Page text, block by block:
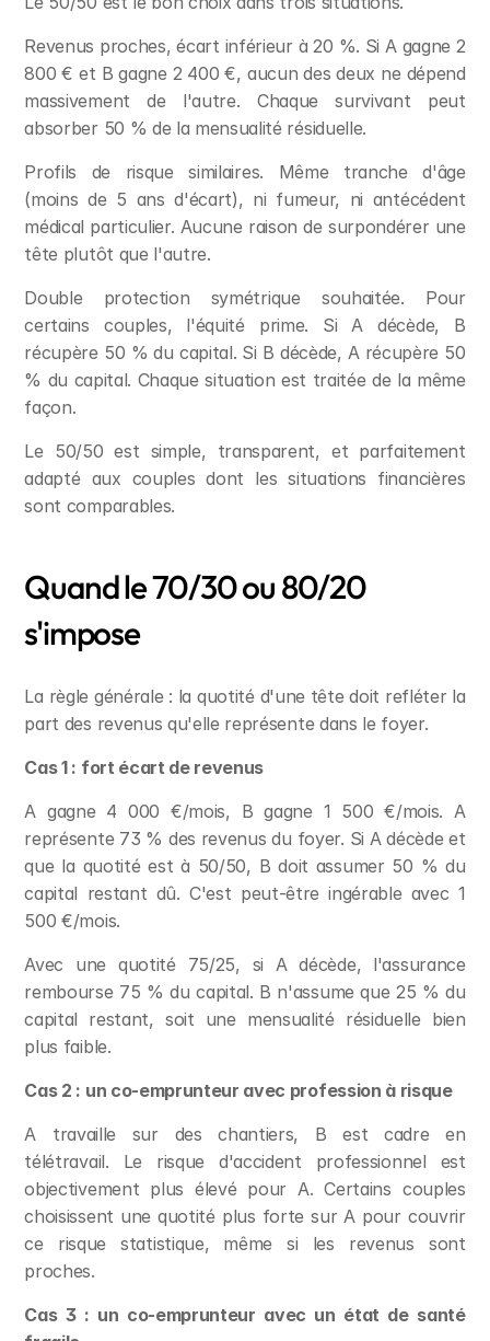
Revenus proches, écart inférieur à 20 %. Si A gagne 2
800 € et B gagne 2 400 €, aucun des deux ne dépend
massivement de l'autre. Chaque survivant peut
absorber 50 % de la mensualité résiduelle.
Profils de risque similaires. Même tranche d'âge
(moins de 5 ans d'écart), ni fumeur, ni antécédent
médical particulier. Aucune raison de surpondérer une
tête plutôt que l'autre.
Double protection symétrique souhaitée. Pour
certains couples, l'équité prime. Si A décède, B
récupère 50 % du capital. Si B décède, A récupère 50
% du capital. Chaque situation est traitée de la même
façon.
Le 50/50 est simple, transparent, et parfaitement
adapté aux couples dont les situations financières
sont comparables.
Quand le 70/30 ou 80/20
s'impose
La règle générale : la quotité d'une tête doit refléter la
part des revenus qu'elle représente dans le foyer.
Cas 1 : fort écart de revenus
A gagne 4 000 €/mois, B gagne 1 500 €/mois. A
représente 73 % des revenus du foyer. Si A décède et
que la quotité est à 50/50, B doit assumer 50 % du
capital restant dû. C'est peut-être ingérable avec 1
500 €/mois.
Avec une quotité 75/25, si A décède, l'assurance
rembourse 75 % du capital. B n'assume que 25 % du
capital restant, soit une mensualité résiduelle bien
plus faible.
Cas 2 : un co-emprunteur avec profession à risque
A travaille sur des chantiers, B est cadre en
télétravail. Le risque d'accident professionnel est
objectivement plus élevé pour A. Certains couples
choisissent une quotité plus forte sur A pour couvrir
ce risque statistique, même si les revenus sont
proches.
Cas 3 : un co-emprunteur avec un état de santé